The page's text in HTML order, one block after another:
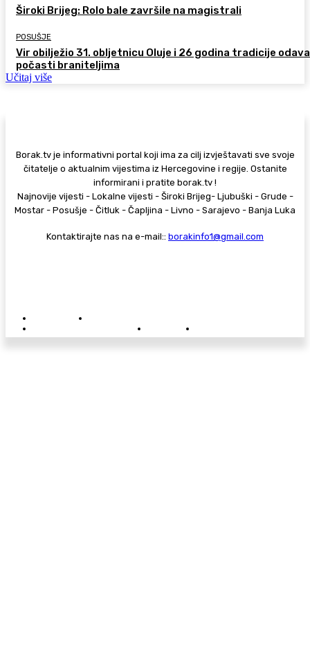
Široki Brijeg: Rolo bale završile na magistrali
POSUŠJE
Vir obilježio 31. obljetnicu Oluje i 26 godina tradicije
počasti braniteljima
Učitaj više
Borak.tv je informativni portal koji ima za cilj izvještavati sve svoje
čitatelje o aktualnim vijestima iz Hercegovine i regije. Ostanite
informirani i pratite borak.tv !
Najnovije vijesti - Lokalne vijesti - Široki Brijeg- Ljubuški - Grude -
Mostar - Posušje - Čitluk - Čapljina - Livno - Sarajevo - Banja Luka
Kontaktirajte nas na e-mail:: borakinfo1@gmail.com